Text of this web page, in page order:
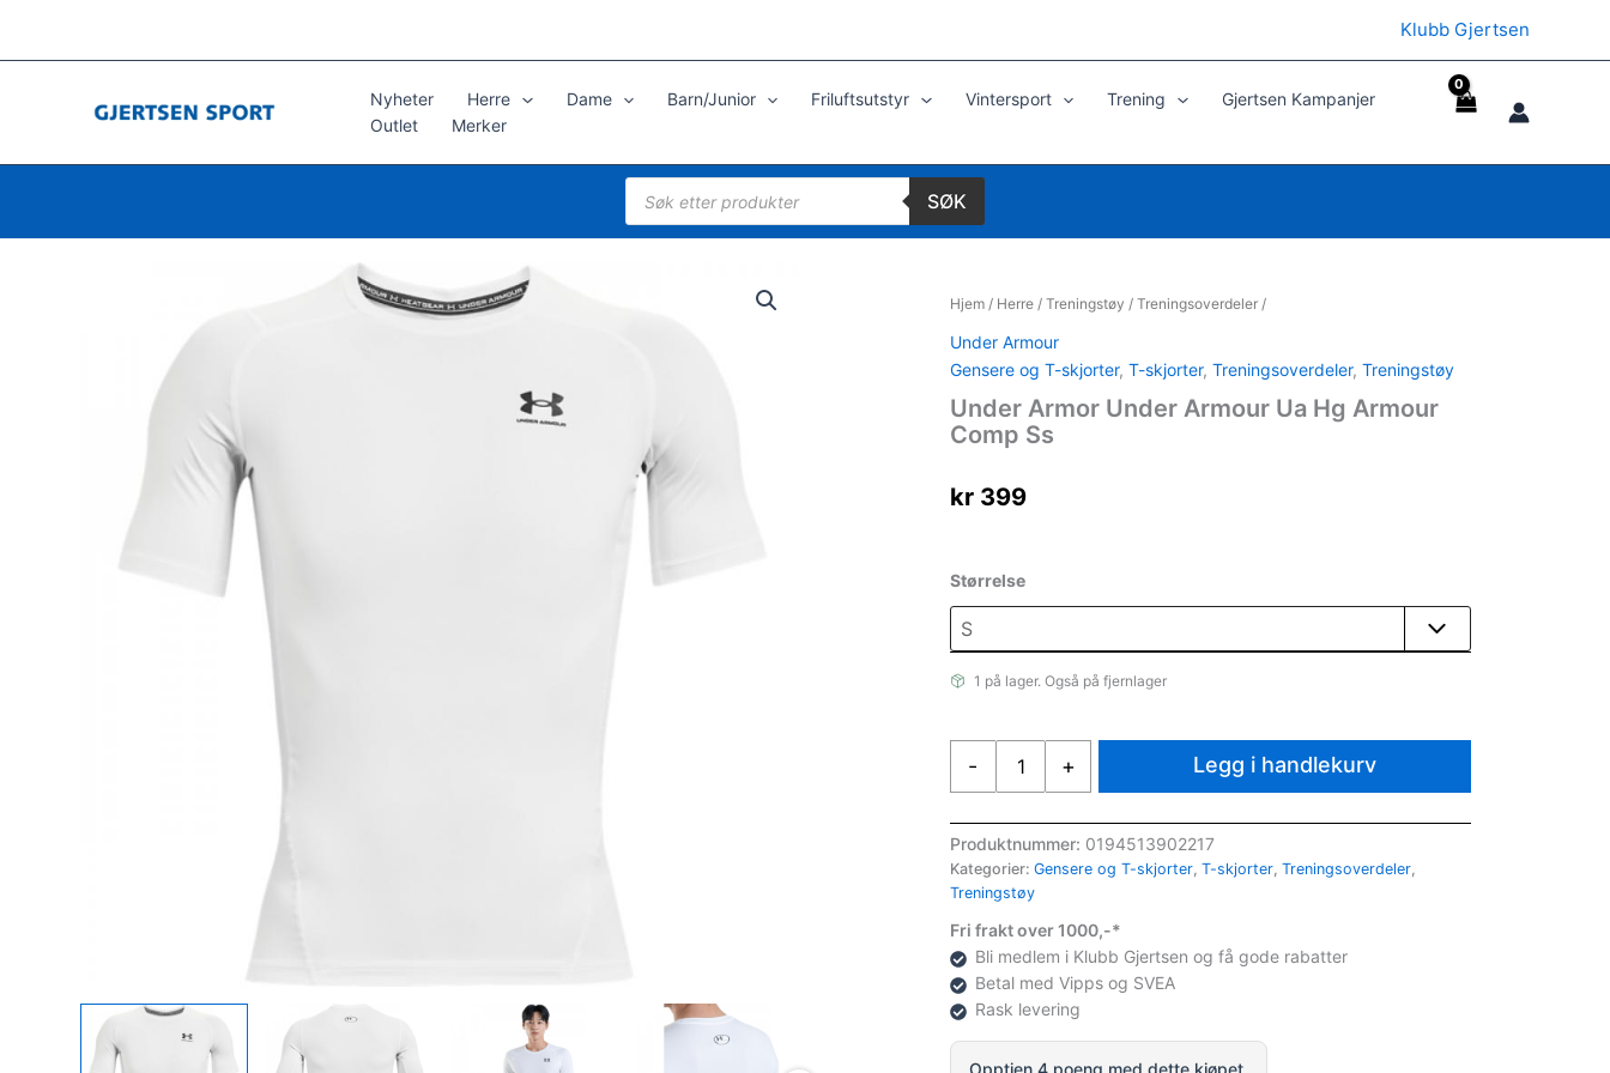
til
Klubb Gjertsen
Nyheter Herre Dame Barn/Junior Friluftsutstyr Vintersport Trening
Gjertsen Kampanjer
Outlet
Merker
Products
search
SØK
Hjem/ Herre/ Treningstøy / Treningsoverdeler/
Under Armour
Gensere og T-skjorter, T-skjorter, Treningsoverdeler, Treningstøy
Under Armor Under Armour Ua Hg Armour
Comp Ss
kr399
Størrelse
1 på lager. Også på fjernlager
-
Armour
Ua
Hg
Comp
Ss
antall
+ Legg i handlekurv
Produktnummer: 0194513902217
Kategorier: Gensere og T-skjorter, T-skjorter, Treningsoverdeler,
Treningstøy
Fri frakt over 1000,-*
Bli medlem i Klubb Gjertsen og få gode rabatter
Betal med Vipps og SVEA
Rask levering